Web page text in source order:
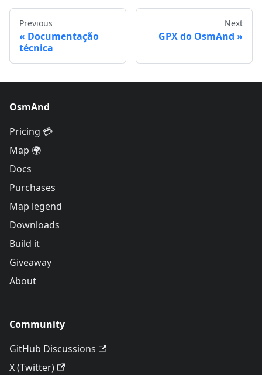
Previous
Documentação
técnica
Next
GPX do OsmAnd
OsmAnd
Pricing 💳
Map 🌍
Docs
Purchases
Map legend
Downloads
Build it
Giveaway
About
Community
GitHub Discussions
X (Twitter)